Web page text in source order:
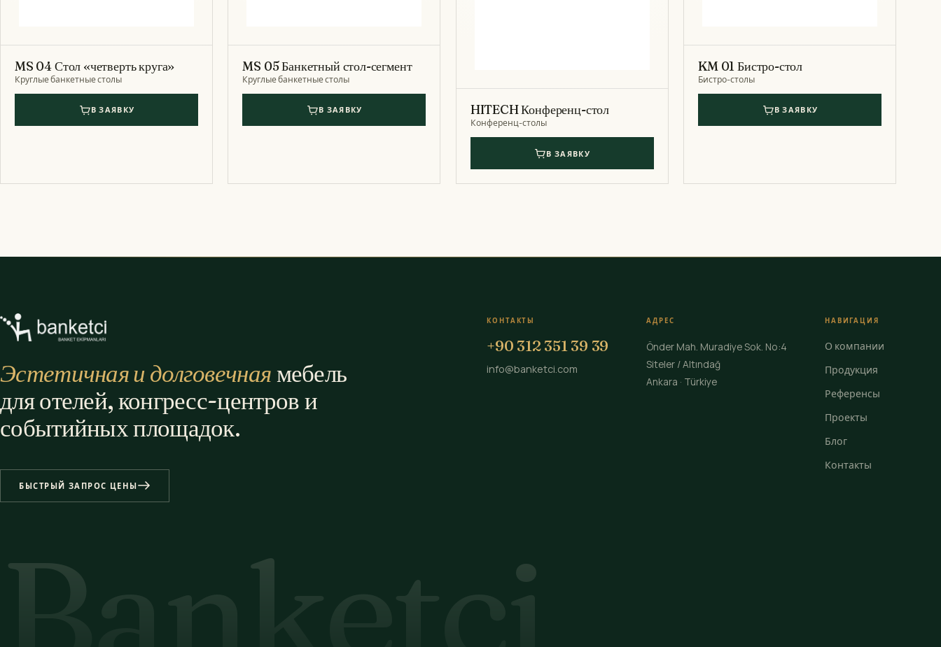
MS 04 Стол «четверть круга»
Круглые банкетные столы
В ЗАЯВКУ
MS 05 Банкетный стол-сегмент
Круглые банкетные столы
В ЗАЯВКУ HITECH Конференц-стол
Конференц-столы
В ЗАЯВКУ
KM 01 Бистро-стол
Бистро-столы
В ЗАЯВКУ
Эстетичная и долговечнаямебель
для отелей, конгресс-центров и
событийных площадок.
БЫСТРЫЙ ЗАПРОС ЦЕНЫ
КОНТАКТЫ
+90 312 351 39 39
info@banketci.com
АДРЕС
Önder Mah. Muradiye Sok. No:4
Siteler / Altındağ
Ankara · Türkiye
НАВИГАЦИЯ
О компании
Продукция
Референсы
Проекты
Блог
Контакты
Banketçi